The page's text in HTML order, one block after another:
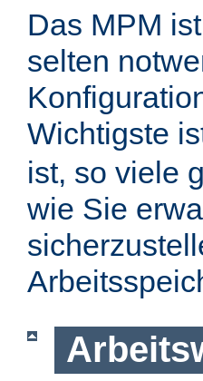
Das MPM
selten
Wichtigste
ist, so viele
wie Sie